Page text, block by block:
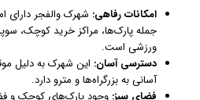
امکانات رفاهی: شهرک والفجر دارای
جمله پارک‌ها، مراکز خرید کوچک،
ورزشی است.
دسترسی آسان: این شهرک به دلیل
آسانی به بزرگراه‌ها و مترو دارد.
فضای سبز: وجود پارک‌های کوچک و